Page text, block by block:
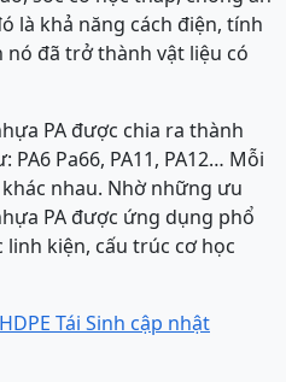
là khả năng cách điện, tính
đã trở thành vật liệu có
PA được chia ra thành
Pa66, PA11, PA12… Mỗi
nhau. Nhờ những ưu
PA được ứng dụng phổ
kiện, cấu trúc cơ học
Tái Sinh cập nhật